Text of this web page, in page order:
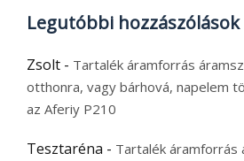
Legutóbbi hozzászólások
Zsolt - Tartalék áramforrás
otthonra, vagy bárhová, napelem
az Aferiy P210
Tesztaréna - Tartalék áramforrás